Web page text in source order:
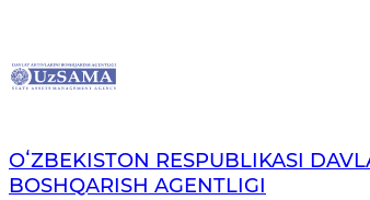
OʻZBEKISTON RESPUBLIKASI
BOSHQARISH AGENTLIGI